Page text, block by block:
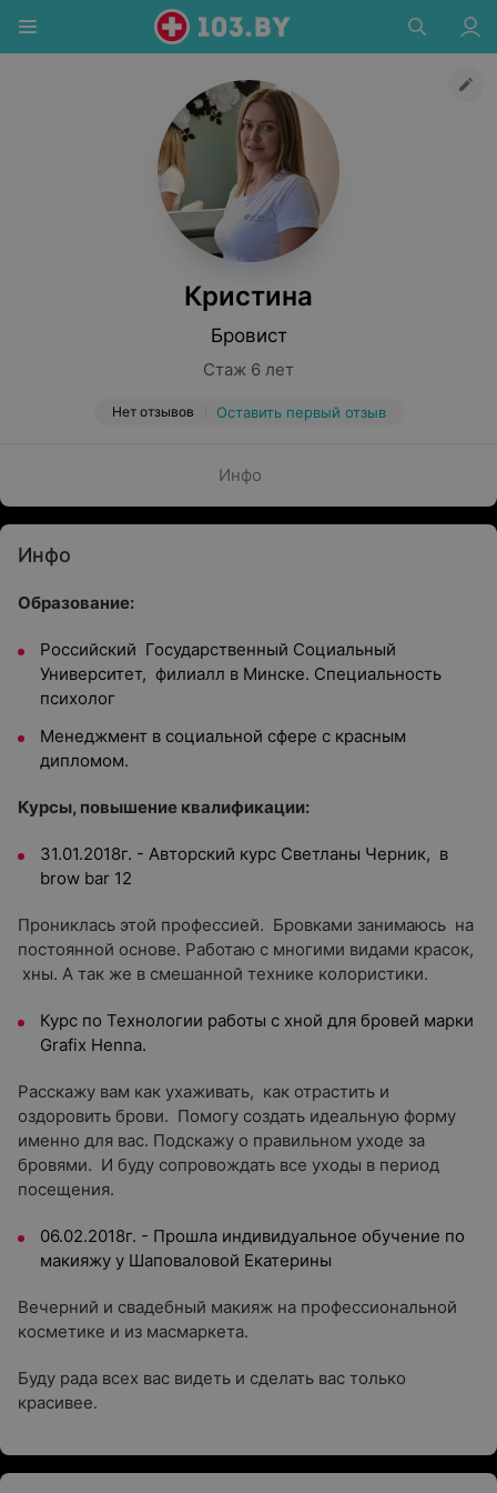
Кристина
Бровист
Стаж 6 лет
Нет отзывов Оставить первый отзыв
Инфо
Инфо
Образование:
Российский Государственный Социальный
Университет, филиалл в Минске. Специальность
психолог
Менеджмент в социальной сфере с красным
дипломом.
Курсы, повышение квалификации:
31.01.2018г. - Авторский курс Светланы Черник, в
brow bar 12
Прониклась этой профессией. Бровками занимаюсь на
постоянной основе. Работаю с многими видами красок,
хны. А так же в смешанной технике колористики.
Курс по Технологии работы с хной для бровей марки
Grafix Henna.
Расскажу вам как ухаживать, как отрастить и
оздоровить брови. Помогу создать идеальную форму
именно для вас. Подскажу о правильном уходе за
бровями. И буду сопровождать все уходы в период
посещения.
06.02.2018г. - Прошла индивидуальное обучение по
макияжу у Шаповаловой Екатерины
Вечерний и свадебный макияж на профессиональной
косметике и из масмаркета.
Буду рада всех вас видеть и сделать вас только
красивее.